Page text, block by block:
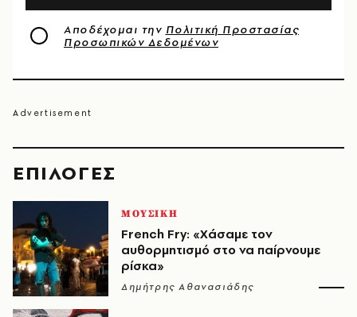
EΠΙΛΟΓΈΣ
ΜΟΥΣΙΚΗ
French Fry: «Χάσαμε τον
αυθορμητισμό στο να παίρνουμε
ρίσκα»
Δημήτρης Αθανασιάδης
Αποδέχομαι την Πολιτική Προστασίας
Προσωπικών Δεδομένων